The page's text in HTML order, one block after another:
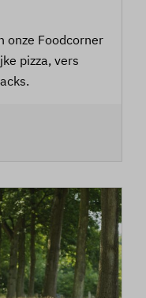
onze Foodcorner
pizza, vers